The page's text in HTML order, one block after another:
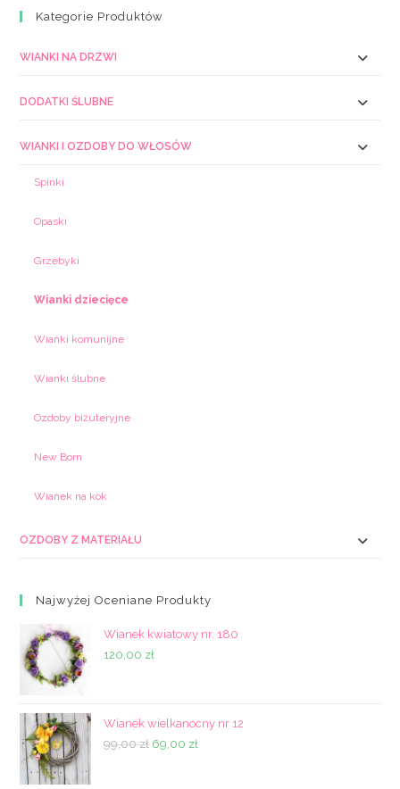
Kategorie Produktów
WIANKI NA DRZWI
DODATKI ŚLUBNE
WIANKI I OZDOBY DO WŁOSÓW
Spinki
Opaski
Grzebyki
Wianki dziecięce
Wianki komunijne
Wianki ślubne
Ozdoby biżuteryjne
New Born
Wianek na kok
OZDOBY Z MATERIAŁU
Najwyżej Oceniane Produkty
Wianek kwiatowy nr. 180
120,00 zł
Wianek wielkanocny nr 12
99,00zł Pierwotna
69,00 złAktualna